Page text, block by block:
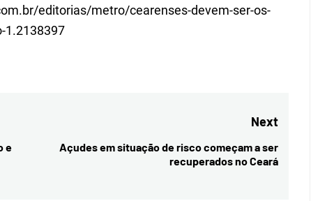
editorias/metro/cearenses-devem-ser-os-
1.2138397
e
Next
Next
post:
Açudes em situação de risco começam a ser
recuperados no Ceará